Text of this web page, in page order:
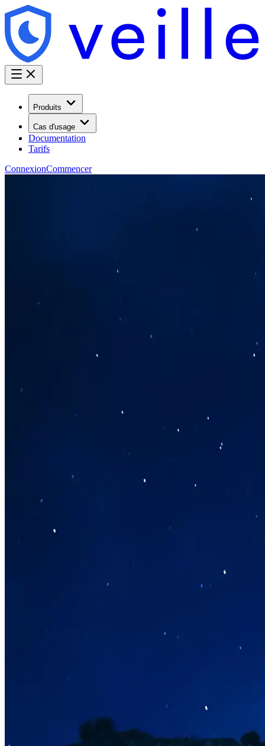
Produits
Cas d'usage
Documentation
Tarifs
ConnexionCommencer